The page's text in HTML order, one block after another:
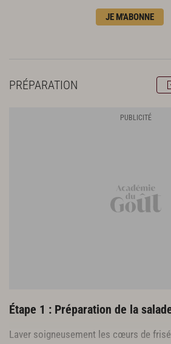
JE M'ABONNE
PRÉPARATION
Étape 1 : Préparation de la
Laver soigneusement les cœurs de